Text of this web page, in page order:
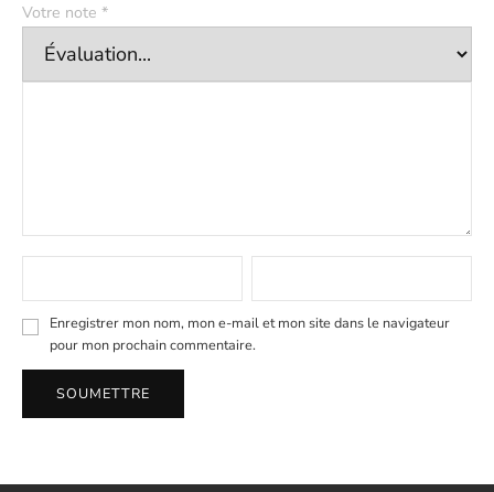
Votre note *
Enregistrer mon nom, mon e-mail et mon site dans le navigateur
pour mon prochain commentaire.